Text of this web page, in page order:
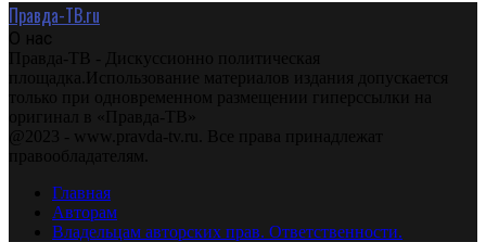
Правда-ТВ.ru
О нас
Правда-ТВ - Дискуссионно политическая
площадка.Использование материалов издания допускается
только при одновременном размещении гиперссылки на
оригинал в «Правда-ТВ»
@2023 - www.pravda-tv.ru. Все права принадлежат
правообладателям.
Главная
Авторам
Владельцам авторских прав. Ответственности.